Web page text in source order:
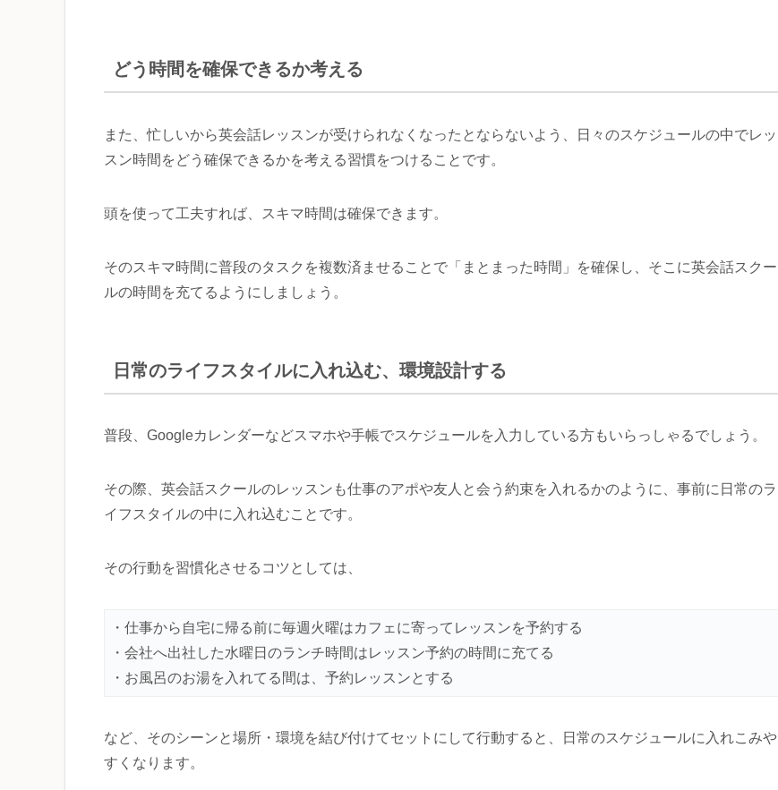
どう時間を確保できるか考える
また、忙しいから英会話レッスンが受けられなくなったとならないよう、日々のスケジュールの中でレッ
スン時間をどう確保できるかを考える習慣をつけることです。
頭を使って工夫すれば、スキマ時間は確保できます。
そのスキマ時間に普段のタスクを複数済ませることで「まとまった時間」を確保し、そこに英会話スクー
ルの時間を充てるようにしましょう。
日常のライフスタイルに入れ込む、環境設計する
普段、Googleカレンダーなどスマホや手帳でスケジュールを入力している方もいらっしゃるでしょう。
その際、英会話スクールのレッスンも仕事のアポや友人と会う約束を入れるかのように、事前に日常のラ
イフスタイルの中に入れ込むことです。
その行動を習慣化させるコツとしては、
・仕事から自宅に帰る前に毎週火曜はカフェに寄ってレッスンを予約する
・会社へ出社した水曜日のランチ時間はレッスン予約の時間に充てる
・お風呂のお湯を入れてる間は、予約レッスンとする
など、そのシーンと場所・環境を結び付けてセットにして行動すると、日常のスケジュールに入れこみや
すくなります。